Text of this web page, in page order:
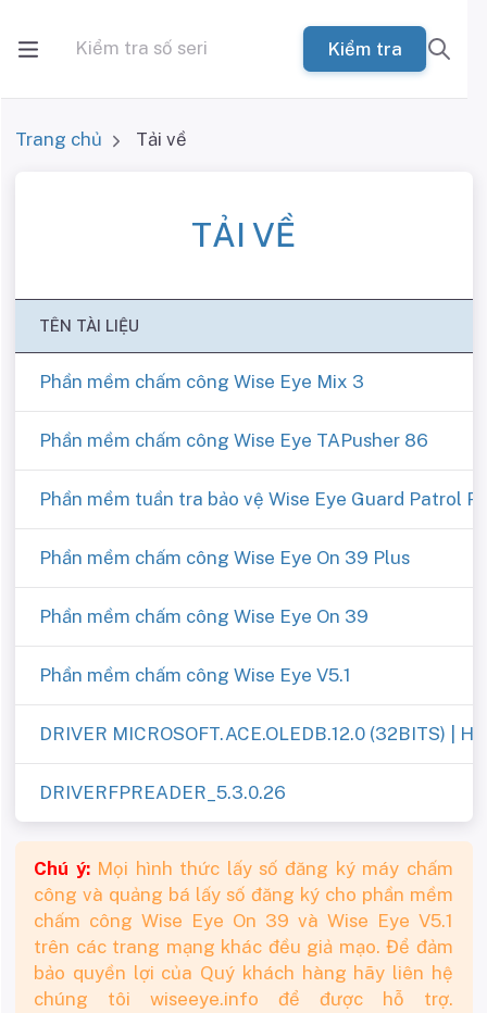
Kiểm tra
Trang chủ Tải về
TẢI VỀ
TÊN TÀI LIỆU
Phần mềm chấm công Wise Eye Mix 3
Phần mềm chấm công Wise Eye TAPusher 86
Phần mềm tuần tra bảo vệ Wise Eye Guard Patrol
Phần mềm chấm công Wise Eye On 39 Plus
Phần mềm chấm công Wise Eye On 39
Phần mềm chấm công Wise Eye V5.1
DRIVER MICROSOFT.ACE.OLEDB.12.0 (32BITS) |
DRIVERFPREADER_5.3.0.26
Chú ý: Mọi hình thức lấy số đăng ký máy chấm
công và quảng bá lấy số đăng ký cho phần mềm
chấm công Wise Eye On 39 và Wise Eye V5.1
trên các trang mạng khác đều giả mạo. Để đảm
bảo quyền lợi của Quý khách hàng hãy liên hệ
chúng tôi wiseeye.info để được hỗ trợ.